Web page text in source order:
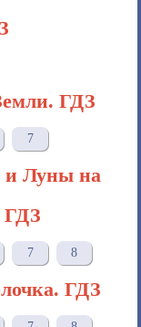
ГДЗ
7
и Луны на
ГДЗ
7 8
ГДЗ